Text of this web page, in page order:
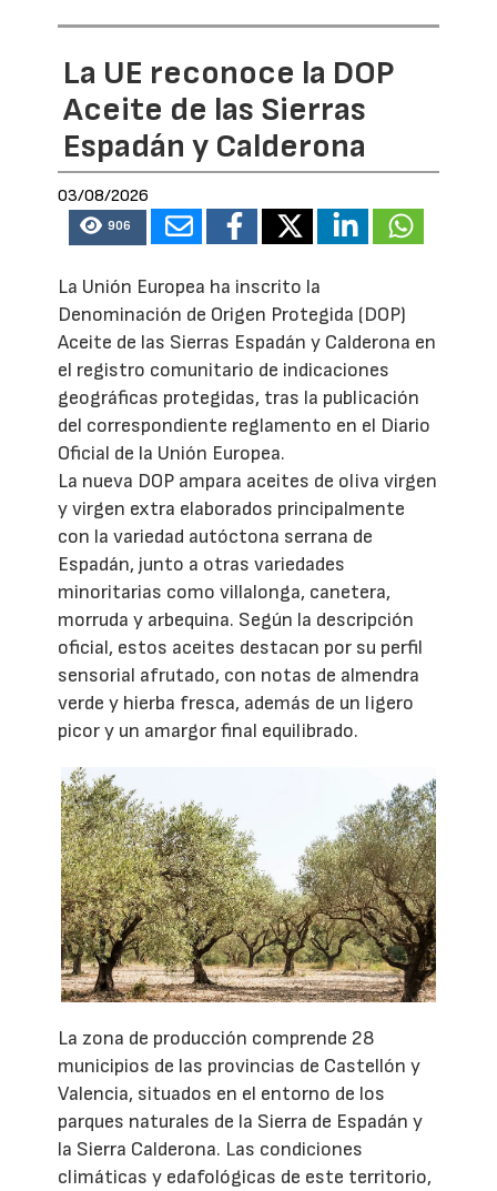
La UE reconoce la DOP
Aceite de las Sierras
Espadán y Calderona
03/08/2026
906
La Unión Europea ha inscrito la
Denominación de Origen Protegida (DOP)
Aceite de las Sierras Espadán y Calderona en
el registro comunitario de indicaciones
geográficas protegidas, tras la publicación
del correspondiente reglamento en el Diario
Oficial de la Unión Europea.
La nueva DOP ampara aceites de oliva virgen
y virgen extra elaborados principalmente
con la variedad autóctona serrana de
Espadán, junto a otras variedades
minoritarias como villalonga, canetera,
morruda y arbequina. Según la descripción
oficial, estos aceites destacan por su perfil
sensorial afrutado, con notas de almendra
verde y hierba fresca, además de un ligero
picor y un amargor final equilibrado.
La zona de producción comprende 28
municipios de las provincias de Castellón y
Valencia, situados en el entorno de los
parques naturales de la Sierra de Espadán y
la Sierra Calderona. Las condiciones
climáticas y edafológicas de este territorio,